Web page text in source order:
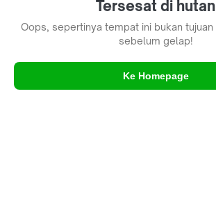
Tersesat di hutan
Oops, sepertinya tempat ini bukan
sebelum gelap!
Ke Homepage